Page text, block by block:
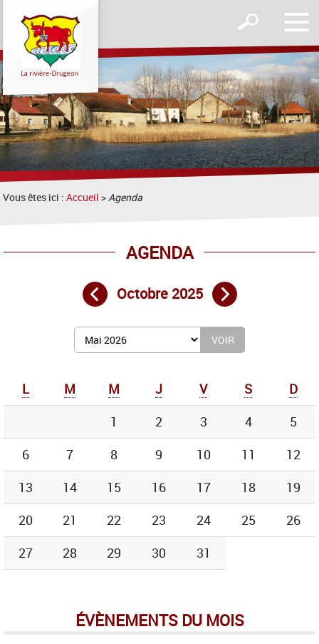
le
Afficher
formulaire
de
recherche
Vous êtes ici :Accueil >Agenda
AGENDA
Mois précédent
Octobre 2025
Mois suivant
Afficher
le
de
:
L M M J V S
D
1
2 3 4
5
6
7 8 9 10 11
12
13
14 15 16 17 18
19
20
21 22 23 24 25
26
27
28 29 30 31
ÉVÈNEMENTS DU MOIS